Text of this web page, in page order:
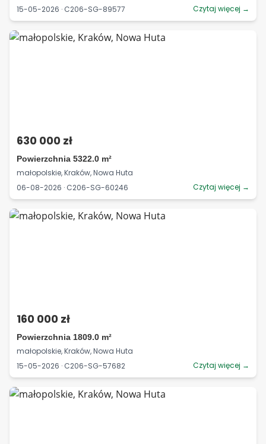
15-05-2026 · C206-SG-89577
Czytaj więcej →
630 000 zł
Powierzchnia 5322.0 m²
małopolskie, Kraków, Nowa Huta
06-08-2026 · C206-SG-60246
Czytaj więcej →
160 000 zł
Powierzchnia 1809.0 m²
małopolskie, Kraków, Nowa Huta
15-05-2026 · C206-SG-57682
Czytaj więcej →